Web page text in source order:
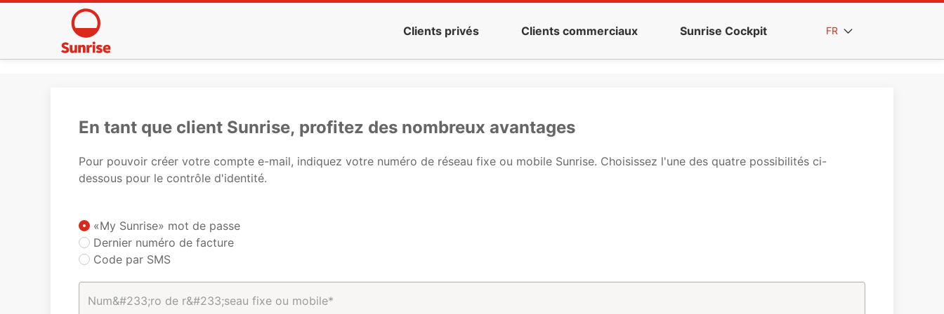
Clients privés Clients commerciaux Sunrise Cockpit FR
En tant que client Sunrise, profitez des nombreux avantages
Pour pouvoir créer votre compte e-mail, indiquez votre numéro de réseau fixe ou mobile Sunrise. Choisissez l'une des quatre possibilités ci-
dessous pour le contrôle d'identité.
«My Sunrise» mot de passe
Dernier numéro de facture
Code par SMS